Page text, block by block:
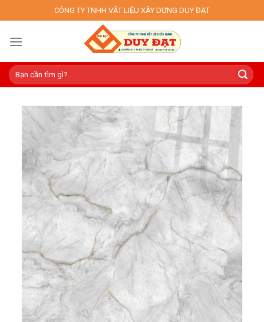
to
content
CÔNG TY TNHH VẬT LIỆU XÂY DỰNG DUY ĐẠT